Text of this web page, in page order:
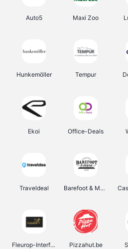
Auto5 Maxi Zoo
Hunkemöller Tempur
Ekoi Office-Deals
Traveldeal Barefoot & More
Fleurop-Interflora Pizzahut.be